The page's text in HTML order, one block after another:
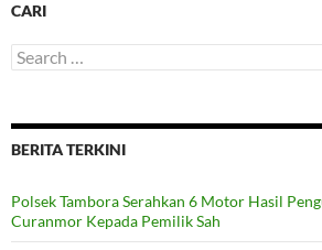
CARI
Search
for:
BERITA TERKINI
Polsek Tambora Serahkan 6 Motor Hasil
Curanmor Kepada Pemilik Sah